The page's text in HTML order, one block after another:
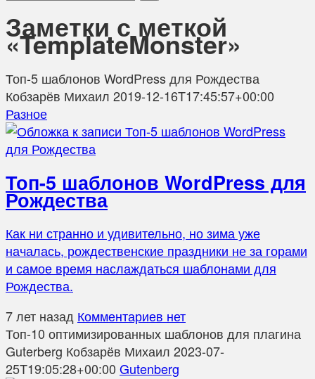
Заметки с меткой
«TemplateMonster»
Топ-5 шаблонов WordPress для Рождества
Кобзарёв Михаил 2019-12-16T17:45:57+00:00
Разное
Топ-5 шаблонов WordPress для
Рождества
Как ни странно и удивительно, но зима уже
началась, рождественские праздники не за горами
и самое время наслаждаться шаблонами для
Рождества.
7 лет назад Комментариев нет
Топ-10 оптимизированных шаблонов для плагина
Guterberg Кобзарёв Михаил 2023-07-
25T19:05:28+00:00 Gutenberg